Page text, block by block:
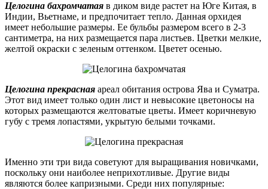
Целогина бахромчатая в диком виде растет на Юге Китая, в
Индии, Вьетнаме, и предпочитает тепло. Данная орхидея
имеет небольшие размеры. Ее бульбы размером всего в 2-3
сантиметра, на них размещается пара листьев. Цветки мелкие,
желтой окраски с зеленым оттенком. Цветет осенью.
Целогина прекрасная ареал обитания острова Ява и Суматра.
Этот вид имеет только один лист и невысокие цветоносы на
которых размещаются желтоватые цветы. Имеет коричневую
губу с тремя лопастями, укрытую белыми точками.
Именно эти три вида советуют для выращивания новичками,
поскольку они наиболее неприхотливые. Другие виды
являются более капризными. Среди них популярные: